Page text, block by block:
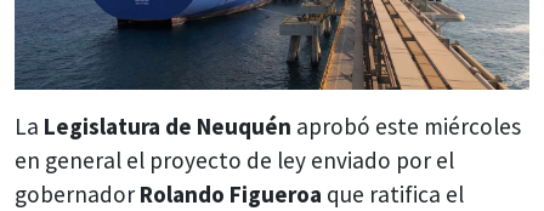
La Legislatura de Neuquén aprobó este miércoles
en general el proyecto de ley enviado por el
gobernador Rolando Figueroa que ratifica el